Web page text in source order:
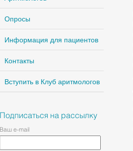
Опросы
Информация для пациентов
Контакты
Вступить в Клуб аритмологов
Подписаться на рассылку
Ваш e-mail